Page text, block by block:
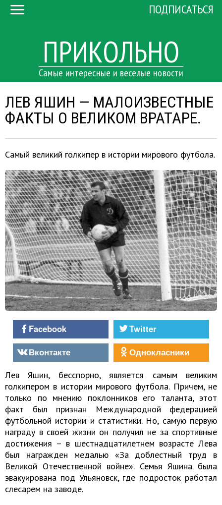
ПРИКОЛЬНО
Самые интересные и веселые новости
ПОДПИСАТЬСЯ
ЛЕВ ЯШИН — МАЛОИЗВЕСТНЫЕ
ФАКТЫ О ВЕЛИКОМ ВРАТАРЕ.
Самый великий голкипер в истории мирового футбола.
Facebook
Twitter
Вконтакте
Однокласники
Лев Яшин, бесспорно, является самым великим
голкипером в истории мирового футбола. Причем, не
только по мнению поклонников его таланта, этот
факт был признан Международной федерацией
футбольной истории и статистики. Но, самую первую
награду в своей жизни он получил не за спортивные
достижения – в шестнадцатилетнем возрасте Лева
был награжден медалью «За доблестный труд в
Великой Отечественной войне». Семья Яшина была
эвакуирована под Ульяновск, где подросток работал
слесарем на заводе.